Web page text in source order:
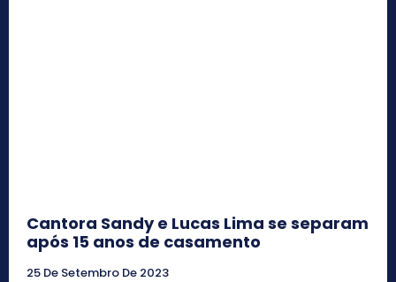
Cantora Sandy e Lucas Lima se separam
após 15 anos de casamento
25 De Setembro De 2023